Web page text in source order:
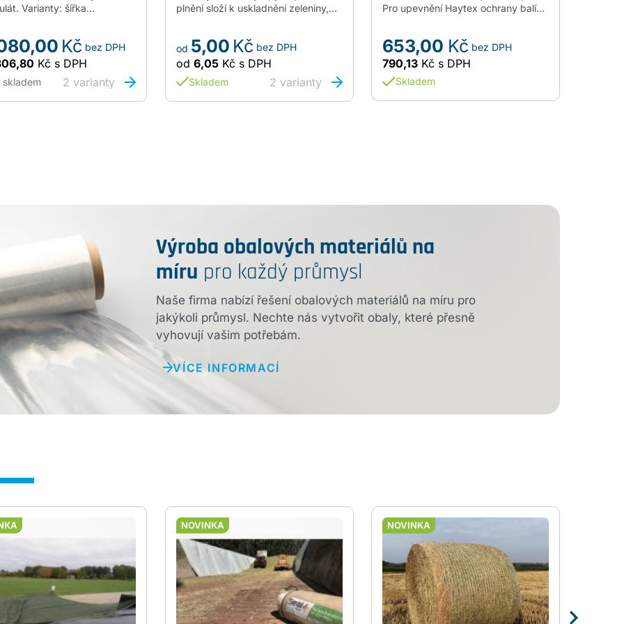
Varianty: šířka
skladem
Kč bez DPH
Kč s DPH
2 varianty
plnění složí k uskladnění zeleniny,
červená nebo žlutá. Rozměr 50 x
75cm. V balení je 100ks.…
Skladem
od 5,00 Kč bez DPH
od 6,05 Kč s DPH
2 varianty
Pro upevnění Haytex ochrany balíků
5cmx32m.
Skladem
653,00 Kč bez DPH
790,13 Kč s DPH
Výroba obalových materiálů na
míru pro každý průmysl
Naše firma nabízí řešení obalových materiálů na míru pro
jakýkoli průmysl. Nechte nás vytvořit obaly, které přesně
vyhovují vašim potřebám.
VÍCE INFORMACÍ
NOVINKA NOVINKA